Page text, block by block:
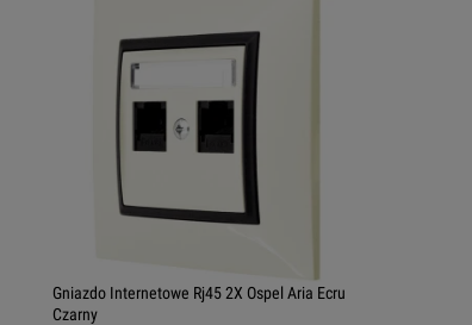
Gniazdo Internetowe Rj45 2X Ospel Aria Ecru
Czarny